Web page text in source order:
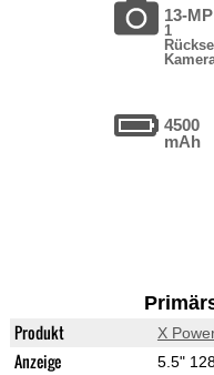
13-MP
1
4500
mAh
Produkt X
Anzeige 5.5"